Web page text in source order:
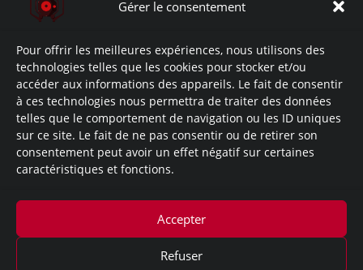
Gérer le consentement
Pour offrir les meilleures expériences, nous utilisons des
technologies telles que les cookies pour stocker et/ou
accéder aux informations des appareils. Le fait de consentir
à ces technologies nous permettra de traiter des données
telles que le comportement de navigation ou les ID uniques
sur ce site. Le fait de ne pas consentir ou de retirer son
consentement peut avoir un effet négatif sur certaines
caractéristiques et fonctions.
Accepter
Refuser
- Novembre -
- 10/11 -
- Resident Evil Zero Hour -
- (Roman – 1ère Édition)
(France) -
- Décembre -